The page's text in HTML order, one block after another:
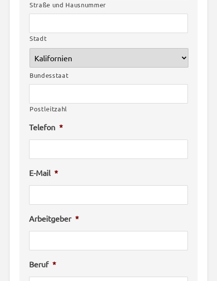
Straße und Hausnummer
Stadt
Bundesstaat
Postleitzahl
Telefon *
E-Mail *
Arbeitgeber *
Beruf *